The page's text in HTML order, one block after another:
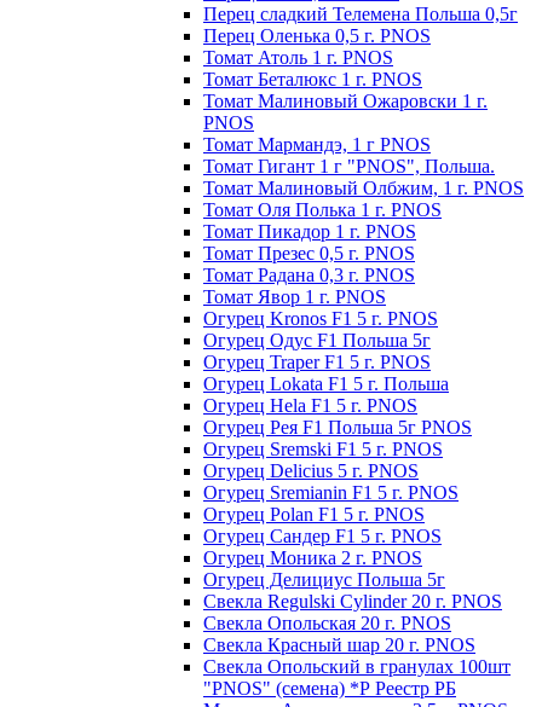
Перец сладкий Телемена Польша 0,5г
Перец Оленька 0,5 г. PNOS
Томат Атоль 1 г. PNOS
Томат Беталюкс 1 г. PNOS
Томат Малиновый Ожаровски 1 г.
PNOS
Томат Мармандэ, 1 г PNOS
Томат Гигант 1 г "PNOS", Польша.
Томат Малиновый Олбжим, 1 г. PNOS
Томат Оля Полька 1 г. PNOS
Томат Пикадор 1 г. PNOS
Томат Презес 0,5 г. PNOS
Toмaт Рaдaнa 0,3 г. PNOS
Томат Явор 1 г. PNOS
Огурец Kronos F1 5 г. PNOS
Огурец Одус F1 Польша 5г
Огурец Traper F1 5 г. PNOS
Огурец Lokata F1 5 г. Польша
Огурец Hela F1 5 г. PNOS
Огурец Рея F1 Польша 5г PNOS
Огурец Sremski F1 5 г. PNOS
Огурец Delicius 5 г. PNOS
Огурец Sremianin F1 5 г. PNOS
Огурец Polan F1 5 г. PNOS
Огурец Сандер F1 5 г. PNOS
Огурец Моника 2 г. PNOS
Огурец Делициус Польша 5г
Свекла Regulski Cylinder 20 г. PNOS
Свекла Опольская 20 г. PNOS
Свекла Красный шар 20 г. PNOS
Свекла Опольский в гранулах 100шт
"PNOS" (семена) *Р Реестр РБ